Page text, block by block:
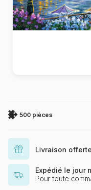
500 pièces
Livraison
Expédié le jour
Pour toute